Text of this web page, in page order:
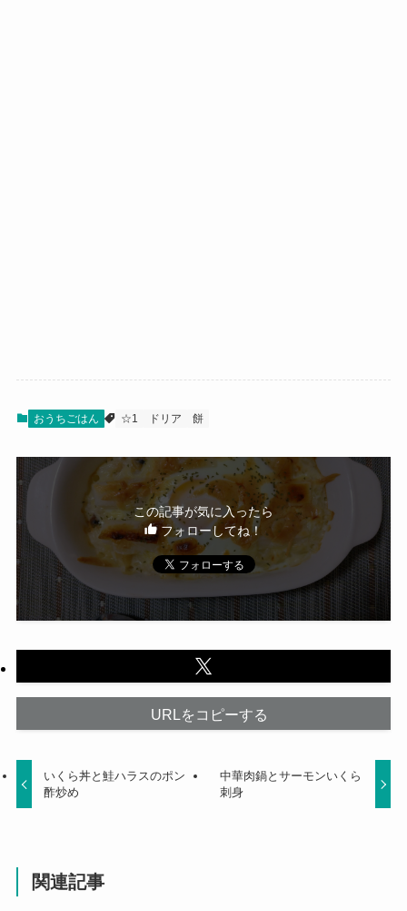
おうちごはん ☆1 ドリア 餅
この記事が気に入ったら
フォローしてね！
URLをコピーする
いくら丼と鮭ハラスのポン
酢炒め
中華肉鍋とサーモンいくら
刺身
関連記事